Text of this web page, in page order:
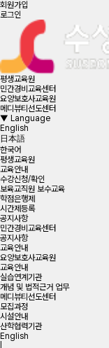
회원가입
로그인
평생교육원
민간경비교육센터
요양보호사교육원
메디뷰티선도센터
▼ Language
English
日本語
한국어
평생교육원
교육안내
수강신청/확인
보육교직원 보수교육
학점은행제
시간제등록
공지사항
민간경비교육센터
공지사항
교육안내
요양보호사교육원
교육안내
실습연계기관
개념 및 법적근거 업무
메디뷰티선도센터
모집과정
시설안내
산학협력기관
English